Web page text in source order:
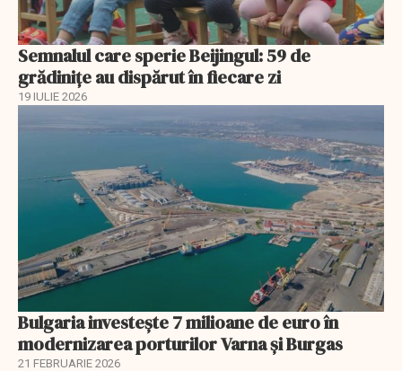
Semnalul care sperie Beijingul: 59 de
grădinițe au dispărut în fiecare zi
19 IULIE 2026
Bulgaria investește 7 milioane de euro în
modernizarea porturilor Varna și Burgas
21 FEBRUARIE 2026